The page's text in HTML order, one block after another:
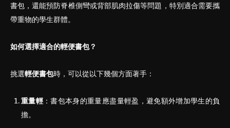
書包，還能預防脊椎側彎或背部肌肉拉傷等問題，特別適合需要攜
帶重物的學生群體。
如何選擇適合的輕便書包？
挑選輕便書包時，可以從以下幾個方面著手：
重量輕 ：書包本身的重量應盡量輕盈，避免額外增加學生的負
擔。